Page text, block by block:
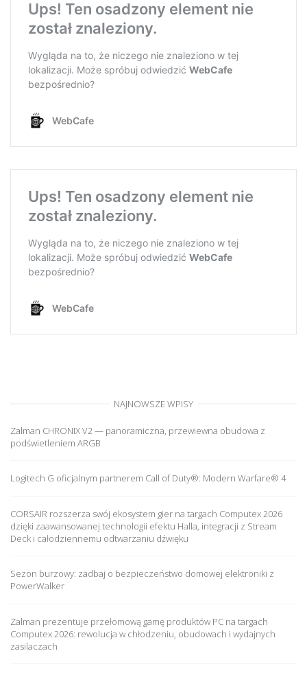
NAJNOWSZE WPISY
Zalman CHRONIX V2 — panoramiczna, przewiewna obudowa z
podświetleniem ARGB
Logitech G oficjalnym partnerem Call of Duty®: Modern Warfare® 4
CORSAIR rozszerza swój ekosystem gier na targach Computex 2026
dzięki zaawansowanej technologii efektu Halla, integracji z Stream
Deck i całodziennemu odtwarzaniu dźwięku
Sezon burzowy: zadbaj o bezpieczeństwo domowej elektroniki z
PowerWalker
Zalman prezentuje przełomową gamę produktów PC na targach
Computex 2026: rewolucja w chłodzeniu, obudowach i wydajnych
zasilaczach